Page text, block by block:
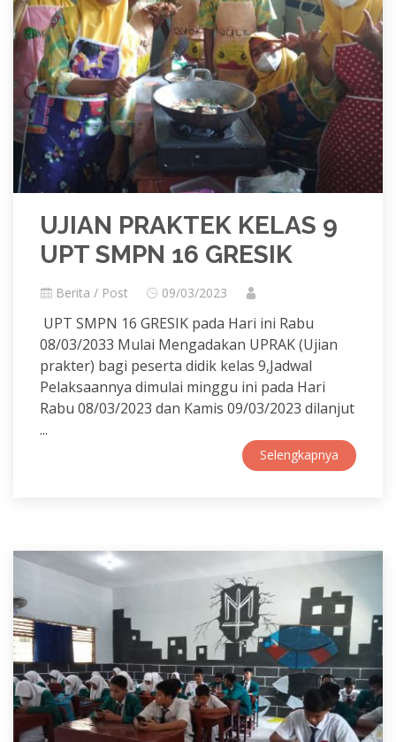
UJIAN PRAKTEK KELAS 9
UPT SMPN 16 GRESIK
Berita / Post 09/03/2023
UPT SMPN 16 GRESIK pada Hari ini Rabu
08/03/2033 Mulai Mengadakan UPRAK (Ujian
prakter) bagi peserta didik kelas 9,Jadwal
Pelaksaannya dimulai minggu ini pada Hari
Rabu 08/03/2023 dan Kamis 09/03/2023 dilanjut
...
Selengkapnya